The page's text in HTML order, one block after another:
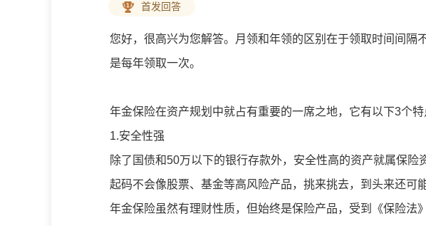
首发回答
您好，很高兴为您解答。月领和年领的区别在于领取时间间隔
是每年领取一次。
年金保险在资产规划中就占有重要的一席之地，它有以下3个特
1.安全性强
除了国债和50万以下的银行存款外，安全性高的资产就属保险
起码不会像股票、基金等高风险产品，挑来挑去，到头来还可
年金保险虽然有理财性质，但始终是保险产品，受到《保险法